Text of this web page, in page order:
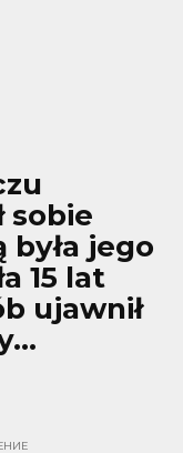
sobie
była jego
15 lat
ujawnił